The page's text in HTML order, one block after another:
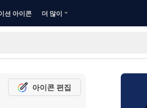
션 아이콘 더 많이
아이콘 편집